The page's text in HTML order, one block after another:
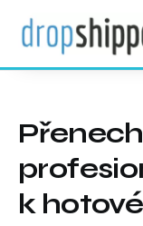
k